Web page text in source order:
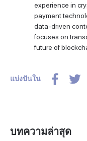
experience in
payment
data-driven
focuses on
future of
แบ่งปันใน
บทความล่าสุด